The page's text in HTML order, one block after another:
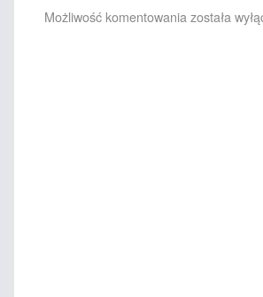
Możliwość komentowania została